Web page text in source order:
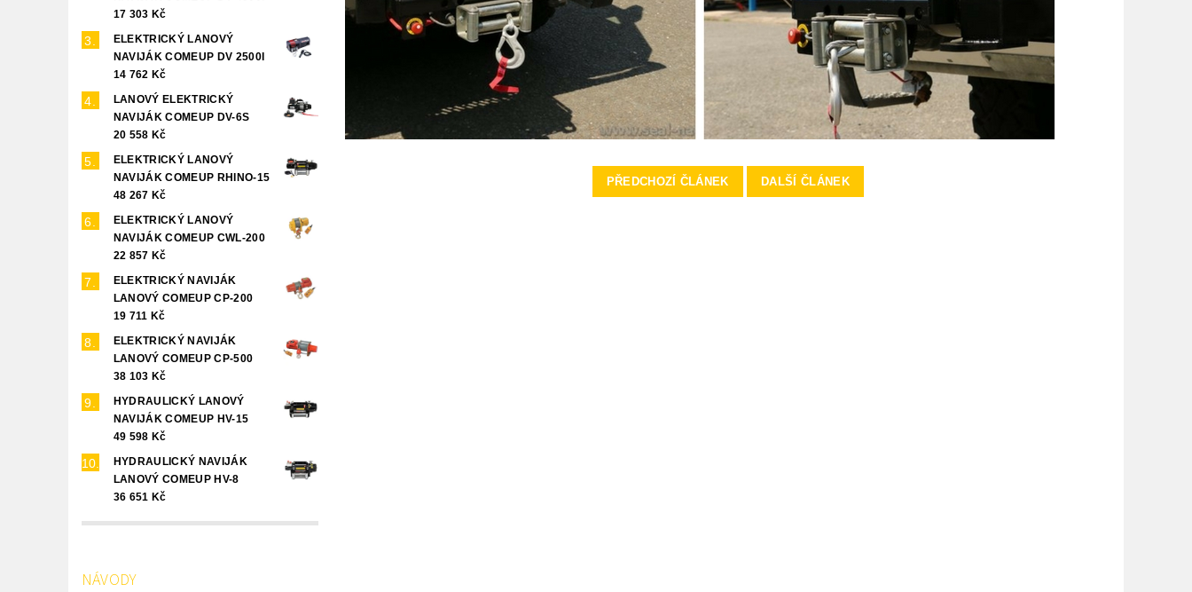
17 303 Kč
ELEKTRICKÝ LANOVÝ
NAVIJÁK COMEUP DV 2500I
14 762 Kč
LANOVÝ ELEKTRICKÝ
NAVIJÁK COMEUP DV-6S
20 558 Kč
ELEKTRICKÝ LANOVÝ
NAVIJÁK COMEUP RHINO-15
48 267 Kč
ELEKTRICKÝ LANOVÝ
NAVIJÁK COMEUP CWL-200
22 857 Kč
ELEKTRICKÝ NAVIJÁK
LANOVÝ COMEUP CP-200
19 711 Kč
ELEKTRICKÝ NAVIJÁK
LANOVÝ COMEUP CP-500
38 103 Kč
HYDRAULICKÝ LANOVÝ
NAVIJÁK COMEUP HV-15
49 598 Kč
HYDRAULICKÝ NAVIJÁK
LANOVÝ COMEUP HV-8
36 651 Kč
NÁVODY
PŘEDCHOZÍ ČLÁNEK DALŠÍ ČLÁNEK